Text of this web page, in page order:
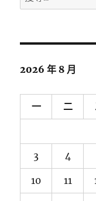
尋
鍵
2026 年 8 月
一 二
3 4
10 11